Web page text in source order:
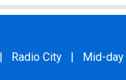
Radio City Mid-day